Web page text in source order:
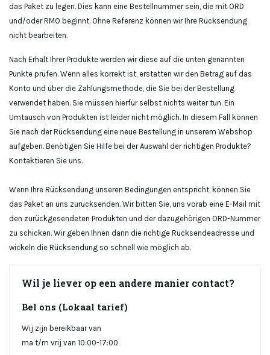
das Paket zu legen. Dies kann eine Bestellnummer sein, die mit ORD
und/oder RMO beginnt. Ohne Referenz können wir Ihre Rücksendung
nicht bearbeiten.
Nach Erhalt Ihrer Produkte werden wir diese auf die unten genannten
Punkte prüfen. Wenn alles korrekt ist, erstatten wir den Betrag auf das
Konto und über die Zahlungsmethode, die Sie bei der Bestellung
verwendet haben. Sie müssen hierfür selbst nichts weiter tun. Ein
Umtausch von Produkten ist leider nicht möglich. In diesem Fall können
Sie nach der Rücksendung eine neue Bestellung in unserem Webshop
aufgeben. Benötigen Sie Hilfe bei der Auswahl der richtigen Produkte?
Kontaktieren Sie uns.
Wenn Ihre Rücksendung unseren Bedingungen entspricht, können Sie
das Paket an uns zurücksenden. Wir bitten Sie, uns vorab eine E-Mail mit
den zurückgesendeten Produkten und der dazugehörigen ORD-Nummer
zu schicken. Wir geben Ihnen dann die richtige Rücksendeadresse und
wickeln die Rücksendung so schnell wie möglich ab.
Wil je liever op een andere manier contact?
Bel ons (Lokaal tarief)
Wij zijn bereikbaar van
ma t/m vrij van 10:00-17:00